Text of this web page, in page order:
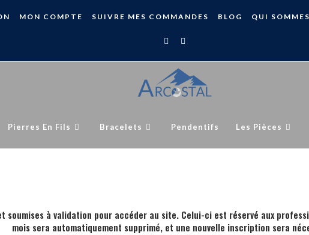
MON COMPTE SUIVRE MES COMMANDES BLOG QUI
Pierres En Fils Bracelets Pendentifs Les Pièces
soumises à validation pour accéder au site. Celui-ci est réservé aux
mois sera automatiquement supprimé, et une nouvelle inscription sera